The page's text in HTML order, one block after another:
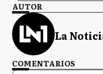
AUTOR
La
COMENTARIOS